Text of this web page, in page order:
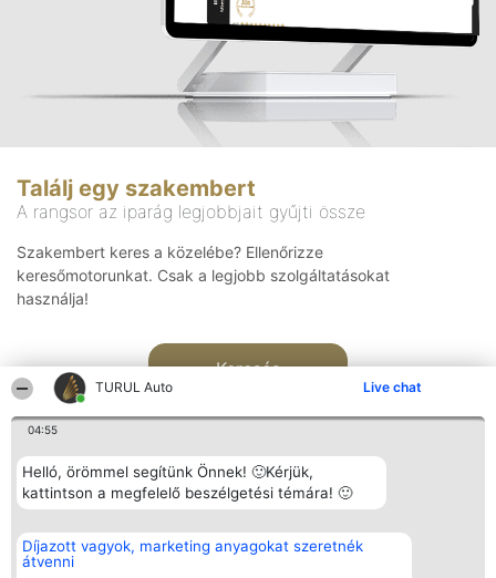
TURUL Auto Live chat
04:55
Helló, örömmel segítünk Önnek! 🙂Kérjük,
kattintson a megfelelő beszélgetési témára! 🙂
Díjazott vagyok, marketing anyagokat szeretnék
átvenni
Találj egy szakembert
A rangsor az iparág legjobbjait gyűjti össze
Szakembert keres a közelébe? Ellenőrizze
keresőmotorunkat. Csak a legjobb szolgáltatásokat
használja!
Keresés
Rangsorszervező
SC Beautiful Company S.R.L.
Bulevardul Aleea Timișul De
Népszavazás
Nyertesek
Elérhetőség
Elérhetőség